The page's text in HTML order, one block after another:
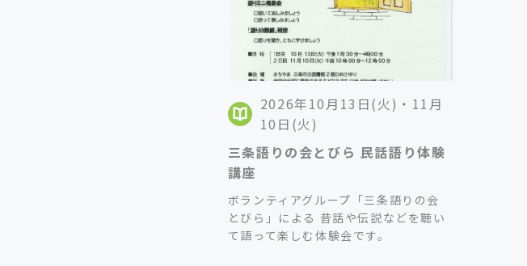
2026年10月13日(火)・11月
10日(火)
三条語りの会とびら 民話語り体験
講座
ボランティアグループ「三条語りの会
とびら」による 昔話や伝説などを聴い
て語って楽しむ体験会です。